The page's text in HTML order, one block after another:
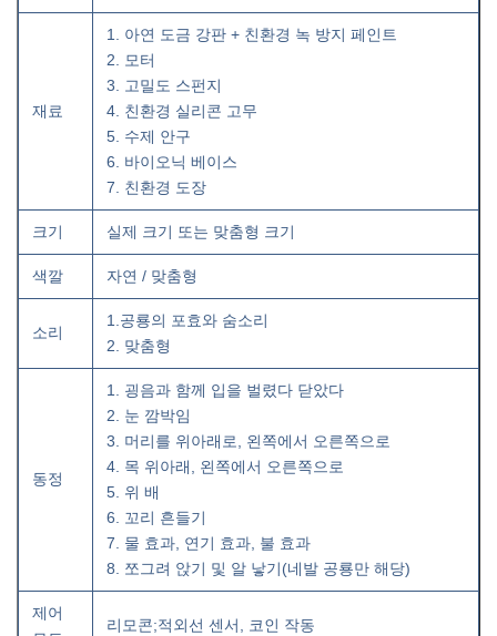
재료
1. 아연 도금 강판 + 친환경 녹 방지 페인트
2. 모터
3. 고밀도 스펀지
4. 친환경 실리콘 고무
5. 수제 안구
6. 바이오닉 베이스
7. 친환경 도장
크기 실제 크기 또는 맞춤형 크기
색깔 자연 / 맞춤형
소리
1.공룡의 포효와 숨소리
2. 맞춤형
동정
1. 굉음과 함께 입을 벌렸다 닫았다
2. 눈 깜박임
3. 머리를 위아래로, 왼쪽에서 오른쪽으로
4. 목 위아래, 왼쪽에서 오른쪽으로
5. 위 배
6. 꼬리 흔들기
7. 물 효과, 연기 효과, 불 효과
8. 쪼그려 앉기 및 알 낳기(네발 공룡만 해당)
제어
리모콘;적외선 센서, 코인 작동